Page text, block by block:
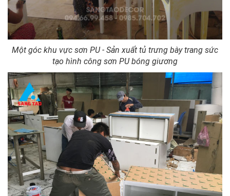
Một góc khu vực sơn PU - Sản xuất tủ trưng bày trang sức
tạo hình công sơn PU bóng giương